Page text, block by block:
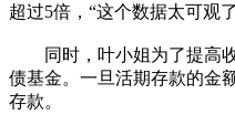
超过5倍，“这个数据太可观
同时，叶小姐为了提高收
债基金。一旦活期存款的金
存款。